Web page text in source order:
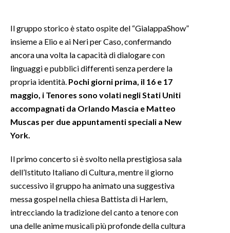
SALUTE
SARDEGNA TURISMO
SARDI NEL MONDO
NOTIZIE
EVENTI
3 MINUTI CON
INSULARITÀ
INFO AZIENDE
Il gruppo storico è stato ospite del “GialappaShow”
insieme a Elio e ai Neri per Caso, confermando
ancora una volta la capacità di dialogare con
linguaggi e pubblici differenti senza perdere la
propria identità. Pochi giorni prima, il 16 e 17
maggio, i Tenores sono volati negli Stati Uniti
accompagnati da Orlando Mascia e Matteo
Muscas per due appuntamenti speciali a New
York.
Il primo concerto si è svolto nella prestigiosa sala
dell’Istituto Italiano di Cultura, mentre il giorno
successivo il gruppo ha animato una suggestiva
messa gospel nella chiesa Battista di Harlem,
intrecciando la tradizione del canto a tenore con
una delle anime musicali più profonde della cultura